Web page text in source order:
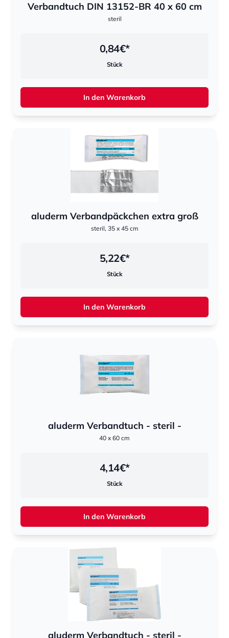
Verbandtuch DIN 13152-BR 40 x 60 cm
steril
0,84€*
Stück
In den Warenkorb
aluderm Verbandpäckchen extra groß
steril, 35 x 45 cm
5,22€*
Stück
In den Warenkorb
aluderm Verbandtuch - steril -
40 x 60 cm
4,14€*
Stück
In den Warenkorb
aluderm Verbandtuch - steril -